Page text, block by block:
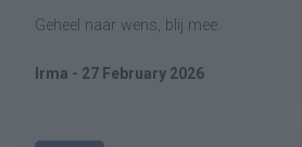
Geheel naar wens, blij mee.
Irma - 27 February 2026